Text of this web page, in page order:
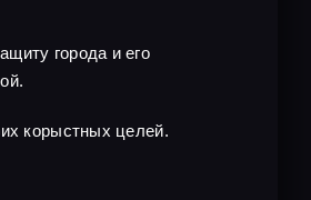
города и его
корыстных целей.